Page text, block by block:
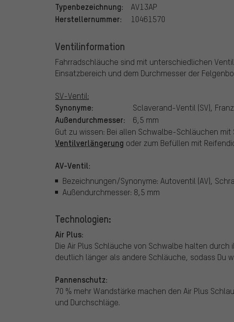
Typenbezeichnung: AV13AP
Herstellernummer: 10461570
Ventilinformation
Fahrradschläuche sind mit unterschiedlichen
Einsatzbereich und dem Durchmesser der
SV-Ventil:
Synonyme: Sclaverand-Ventil (SV),
Außendurchmesser:
6,5 mm
Gut zu wissen: Bei allen Schwalbe-Schläuchen
Ventilverlängerung oder zum Befüllen mit
AV-Ventil:
Bezeichnungen/Synonyme: Autoventil (AV),
Außendurchmesser: 8,5 mm
Technologien:
Air Plus:
Die Air Plus Schläuche von Schwalbe halten
deutlich länger als andere Schläuche, sodass Du
Pannenschutz:
70 % mehr Wandstärke machen den Air Plus
und Durchschläge.